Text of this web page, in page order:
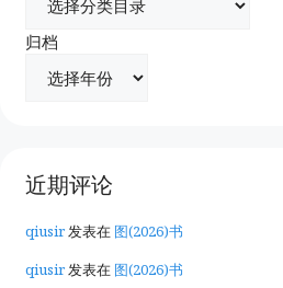
归档
近期评论
qiusir发表在 图(2026)书
qiusir发表在 图(2026)书